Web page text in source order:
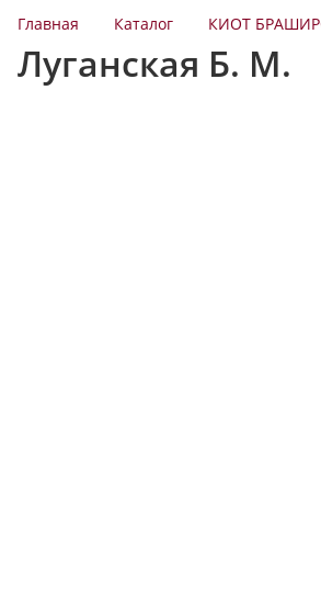
Главная Каталог КИОТ
Луганская Б. М.